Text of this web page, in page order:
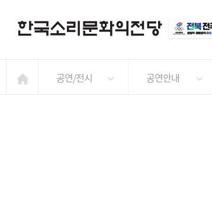
공연/전시 공연안내